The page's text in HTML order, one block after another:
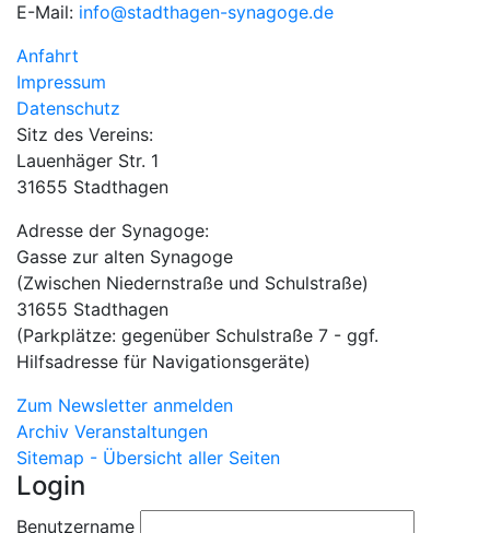
E-Mail: info@stadthagen-synagoge.de
Anfahrt
Impressum
Datenschutz
Sitz des Vereins:
Lauenhäger Str. 1
31655 Stadthagen
Adresse der Synagoge:
Gasse zur alten Synagoge
(Zwischen Niedernstraße und Schulstraße)
31655 Stadthagen
(Parkplätze: gegenüber Schulstraße 7 - ggf.
Hilfsadresse für Navigationsgeräte)
Zum Newsletter anmelden
Archiv Veranstaltungen
Sitemap - Übersicht aller Seiten
Login
Benutzername